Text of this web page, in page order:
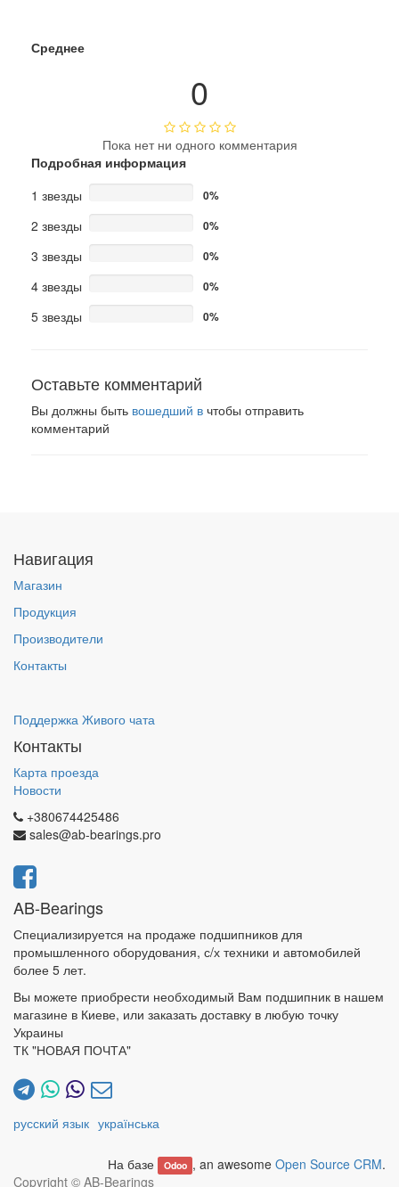
Среднее
0
Пока нет ни одного комментария
Подробная информация
1 звезды
0%
2 звезды 0%
3 звезды 0%
4 звезды 0%
5 звезды 0%
Оставьте комментарий
Вы должны быть вошедший в чтобы отправить
комментарий
Навигация
Магазин
Продукция
Производители
Контакты
Поддержка Живого чата
Контакты
Карта проезда
Новости
+380674425486
sales@ab-bearings.pro
AB-Bearings
Специализируется на продаже подшипников для
промышленного оборудования, с/х техники и автомобилей
более 5 лет.
Вы можете приобрести необходимый Вам подшипник в нашем
магазине в Киеве, или заказать доставку в любую точку
Украины
ТК "НОВАЯ ПОЧТА"
русский язык українська
На базе Odoo , an awesome Open Source CRM.
Copyright © AB-Bearings